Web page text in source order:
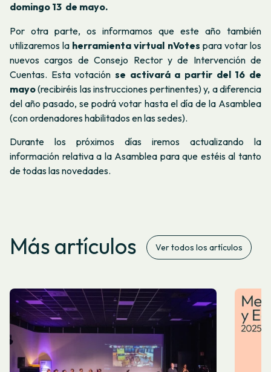
domingo 13 de mayo.
Por otra parte, os informamos que este año también
utilizaremos la herramienta virtual nVotes para votar los
nuevos cargos de Consejo Rector y de Intervención de
Cuentas. Esta votación se activará a partir del 16 de
mayo(recibiréis las instrucciones pertinentes) y, a diferencia
del año pasado, se podrá votar hasta el día de la Asamblea
(con ordenadores habilitados en las sedes).
Durante los próximos días iremos actualizando la
información relativa a la Asamblea para que estéis al tanto
de todas las novedades.
Más artículos Ver todos los artículos